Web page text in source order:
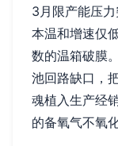
3月限产能压
本温和增速仅
数的温箱破膜
池回路缺口，
魂植入生产经
的备氧气不氧